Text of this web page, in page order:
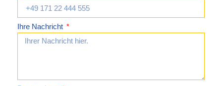
Ihre Nachricht